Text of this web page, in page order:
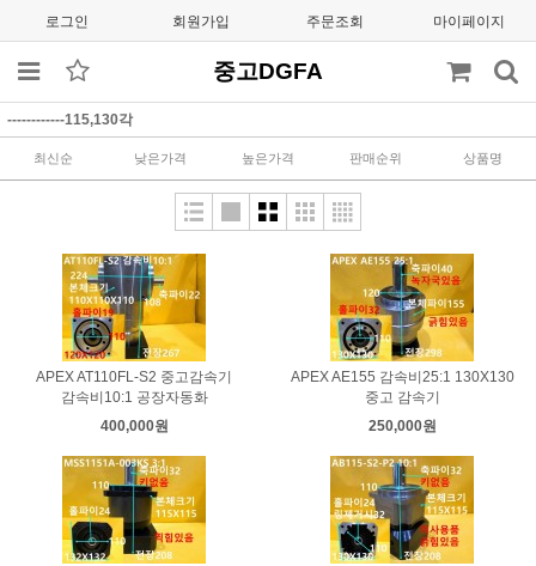
로그인 회원가입 주문조회 마이페이지
중고DGFA
------------115,130각
최신순 낮은가격 높은가격 판매순위 상품명
APEX AT110FL-S2 중고감속기
감속비10:1 공장자동화
400,000원
APEX AE155 감속비25:1 130X130
중고 감속기
250,000원